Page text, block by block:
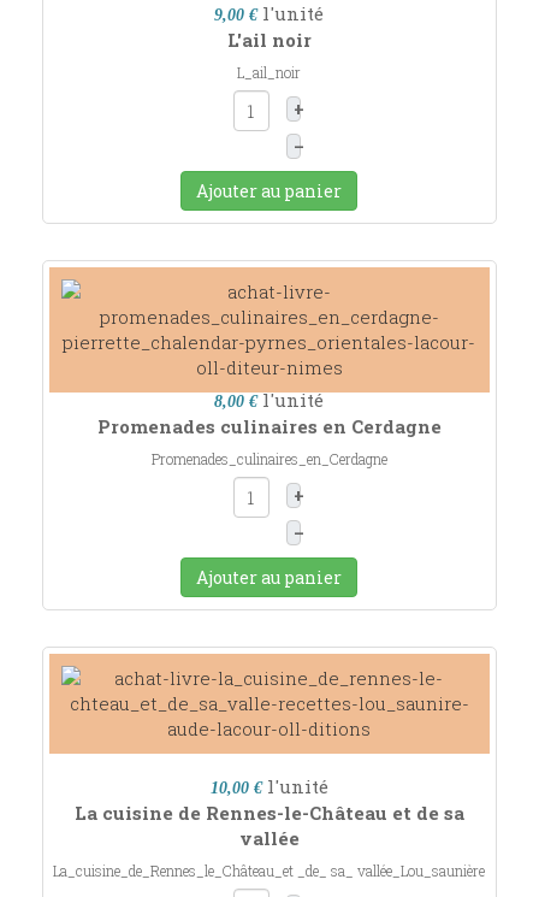
9,00 € l'unité
L'ail noir
L_ail_noir
+
–
Ajouter au panier
8,00 € l'unité
Promenades culinaires en Cerdagne
Promenades_culinaires_en_Cerdagne
+
–
Ajouter au panier
10,00 € l'unité
La cuisine de Rennes-le-Château et de sa
vallée
La_cuisine_de_Rennes_le_Château_et _de_ sa_ vallée_Lou_saunière